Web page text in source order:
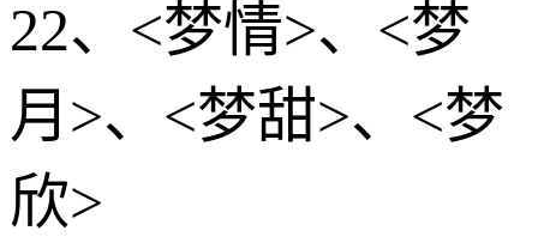
22、<梦情>、<梦
月>、<梦甜>、<梦
欣>